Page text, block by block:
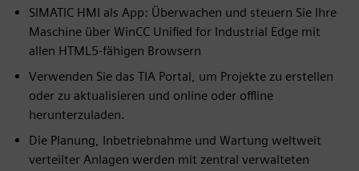
SIMATIC HMI als App: Überwachen und steuern Sie Ihre
Maschine über WinCC Unified for Industrial Edge mit
allen HTML5-fähigen Browsern
Verwenden Sie das TIA Portal, um Projekte zu erstellen
oder zu aktualisieren und online oder offline
herunterzuladen.
Die Planung, Inbetriebnahme und Wartung weltweit
verteilter Anlagen werden mit zentral verwalteten